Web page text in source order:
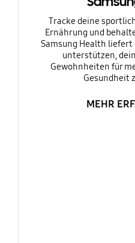
Tracke deine
Ernährung und
Samsung Health liefert
unterstützen,
Gewohnheiten für
Gesundheit
MEHR